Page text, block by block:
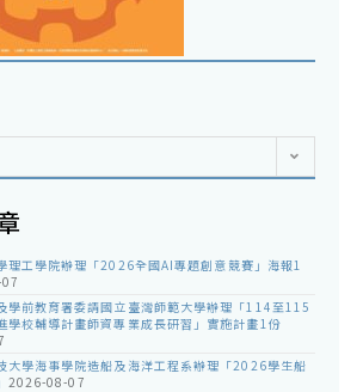
理工學院辦理「2026全國AI專題創意競賽」海報1
學前教育署委請國立臺灣師範大學辦理「114至115
學校輔導計畫師資專業成長研習」實施計畫1份
大學海事學院造船及海洋工程系辦理「2026學生船
2026-08-07